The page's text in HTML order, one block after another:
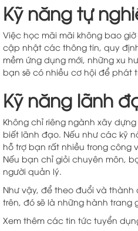
Kỹ năng tự
Việc học mãi mãi không bao
cập nhật các thông tin, quy
mềm ứng dụng mới, những xu
bạn sẽ có nhiều cơ hội để phát
Kỹ năng lãnh
Không chỉ riêng ngành xây
biết lãnh đạo. Nếu như các kỹ
hỗ trợ bạn rất nhiều trong công
Nếu bạn chỉ giỏi chuyên môn,
người quản lý.
Như vậy, để theo đuổi và
trên, đó sẽ là những hành trang
Xem thêm các tin tức tuyển